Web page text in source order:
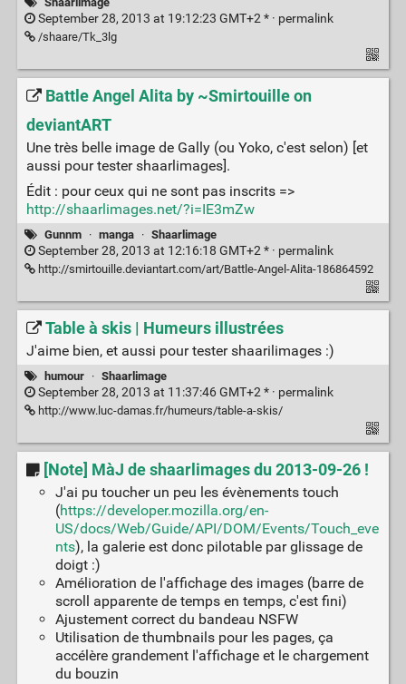
September 28, 2013 at 19:12:23 GMT+2 * · permalink
/shaare/Tk_3lg
Battle Angel Alita by ~Smirtouille on
deviantART
Une très belle image de Gally (ou Yoko, c'est selon) [et
aussi pour tester shaarlimages].
Édit : pour ceux qui ne sont pas inscrits =>
http://shaarlimages.net/?i=IE3mZw
Gunnm · manga · Shaarlimage
September 28, 2013 at 12:16:18 GMT+2 * · permalink
http://smirtouille.deviantart.com/art/Battle-Angel-Alita-186864592
Table à skis | Humeurs illustrées
J'aime bien, et aussi pour tester shaarilimages :)
humour · Shaarlimage
September 28, 2013 at 11:37:46 GMT+2 * · permalink
http://www.luc-damas.fr/humeurs/table-a-skis/
[Note] MàJ de shaarlimages du 2013-09-26 !
J'ai pu toucher un peu les évènements touch
(https://developer.mozilla.org/en-
US/docs/Web/Guide/API/DOM/Events/Touch_eve
nts), la galerie est donc pilotable par glissage de
doigt :)
Amélioration de l'affichage des images (barre de
scroll apparente de temps en temps, c'est fini)
Ajustement correct du bandeau NSFW
Utilisation de thumbnails pour les pages, ça
accélère grandement l'affichage et le chargement
du bouzin